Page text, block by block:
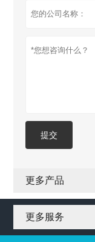
提交
更多产品
更多服务